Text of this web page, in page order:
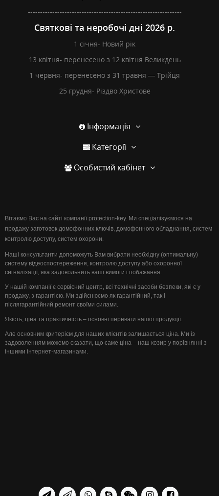
---------------------------------------------------------------
Святкові та неробочі дні 2026 р.
1 січня- Новий рік
13 квітня- перенесено з 12 квітня Великдень
1 червня- перенесено з 31 травня — Трійця
25 грудня- Різдво Христове
Інформація
Категорії
Особистий кабінет
Вітаємо Вас на сайті компанії protection-key. Ми спеціалізуємося на
продажу заготовок домофонних ключів, домофонного обладнання, систем
контролю доступу, систем охорони.
Наші консультанти допоможуть Вам вибрати необхідну (оптимальну)
систему відеоспостереження, контролю доступу або охоронної
сигналізації, яка задовольнить ваші вимоги і побажання.
У нашій компанії є сервісний центр, всі технічні засоби безпеки, які є у
продажу, з гарантією. Ми здійснюємо як гарантійний, так і
післягарантійний ремонт своїми силами.
Якість, ціна та практичність – основні переваги нашої продукції.
Але основним критерієм для наших клієнтів залишається ціна. Ми із
задоволенням можемо сказати, що саме ціна – наш козир у порівнянні з
іншими інтернет-магазинами.